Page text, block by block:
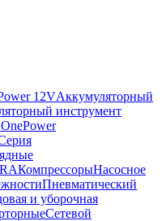
12VАккумуляторный
инструмент
КомпрессорыНасосное
Пневматический
и уборочная
Сетевой